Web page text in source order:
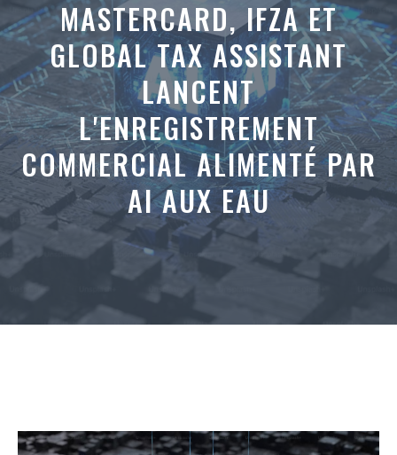
MASTERCARD, IFZA ET
GLOBAL TAX ASSISTANT
LANCENT
L'ENREGISTREMENT
COMMERCIAL ALIMENTÉ PAR
AI AUX EAU